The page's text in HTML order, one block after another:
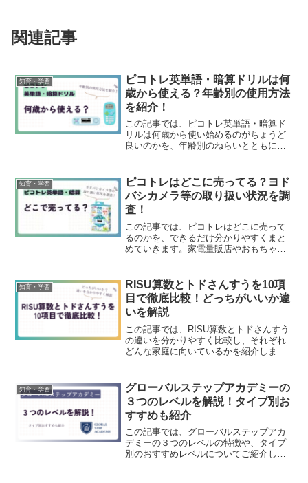
関連記事
知育・学習
ピコトレ英単語・暗算ドリルは何
歳から使える？年齢別の使用方法
を紹介！
この記事では、ピコトレ英単語・暗算ド
リルは何歳から使い始めるのがちょうど
良いのかを、年齢別のねらいとともに分
くる小学生ごろから、ピコトレ暗算ドリ
ルは数字遊びに慣れてくる年...
知育・学習
ピコトレはどこに売ってる？ヨド
バシカメラ等の取り扱い状況を調
査！
この記事では、ピコトレはどこに売って
るのかを、できるだけ分かりやすくまと
めていきます。家電量販店やおもちゃ専
た……」ということも珍しくありませ
ん。確実に手に入れたい方にはオン...
知育・学習
RISU算数とトドさんすうを10項
目で徹底比較！どっちがいいか違
いを解説
この記事では、RISU算数とトドさんすう
の違いを分かりやすく比較し、それぞれ
どんな家庭に向いているかを紹介しま
ばしたい人はRISU算数、まずは楽しく算
数に触れてゲーム感...
知育・学習
グローバルステップアカデミーの
３つのレベルを解説！タイプ別お
すすめも紹介
この記事では、グローバルステップアカ
デミーの３つのレベルの特徴や、タイプ
別のおすすめレベルについてご紹介しま